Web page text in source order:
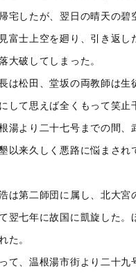
宅したが、翌日の晴天の
富士上空を廻り、引き返
大破してしまった。
は松田、堂坂の両教師は
して思えば全くもって笑
より二十七号までの間、
以来久しく悪路に悩まさ
第二師団に属し、北大宮
翌七年に故国に凱旋した
た。
、温根湯市街より二十九